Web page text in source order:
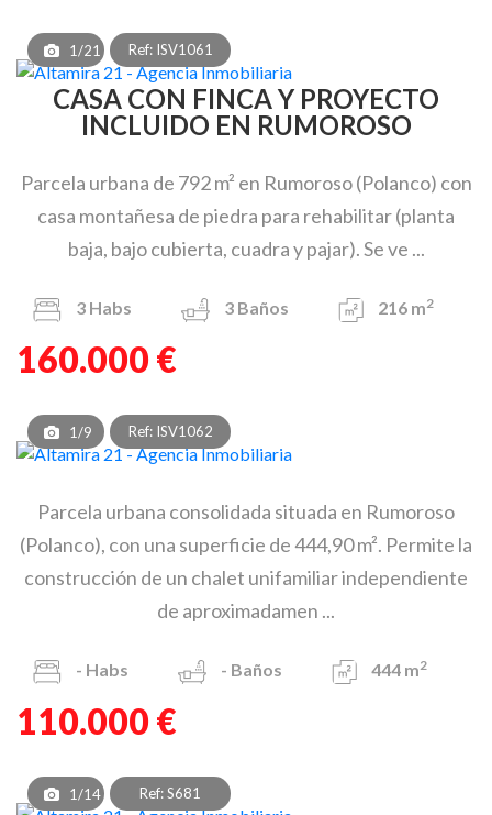
1/21 Ref: ISV1061
CASA CON FINCA Y PROYECTO
INCLUIDO EN RUMOROSO
Parcela urbana de 792 m² en Rumoroso (Polanco) con
casa montañesa de piedra para rehabilitar (planta
baja, bajo cubierta, cuadra y pajar). Se ve ...
3 Habs 3 Baños 216 m2
160.000 €
1/9 Ref: ISV1062
Parcela urbana consolidada situada en Rumoroso
(Polanco), con una superficie de 444,90 m². Permite la
construcción de un chalet unifamiliar independiente
de aproximadamen ...
- Habs - Baños 444 m2
110.000 €
1/14 Ref: S681